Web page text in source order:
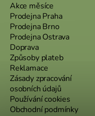
Akce měsíce
Prodejna Praha
Prodejna Brno
Prodejna Ostrava
Doprava
Způsoby plateb
Reklamace
Zásady zpracování
osobních údajů
Používání cookies
Obchodní podmínky